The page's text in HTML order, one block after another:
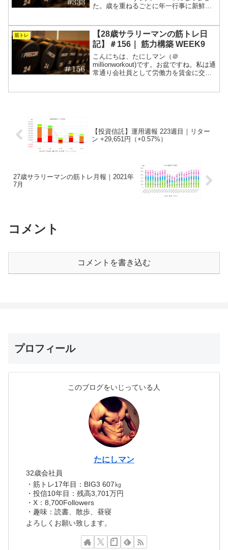
た。歳を重ねるごとに年一行事に新鮮味
（？）中学生や高校生の集団が大はしゃ
ぎで河口に向かう...
筋トレ
【28歳サラリーマンの筋トレ日
記】＃156｜ 筋力構築 WEEK9
こんにちは、たにしマン（＠
millionworkout)です。お盆ですね。私は通
常通り会社員として労働力を賃金に交換
【投資信託】運用週報 223週目｜リター
ン +29,651円（+0.57%）
27歳サラリーマンの筋トレ月報｜2021年
7月
コメント
コメントを書き込む
プロフィール
このブログをいじっている人
たにしマン
32歳会社員
・筋トレ17年目：BIG3 607㎏
・投信10年目：残高3,701万円
・X：8,700Followers
・趣味：読書、散歩、昼寝
よろしくお願い致します。